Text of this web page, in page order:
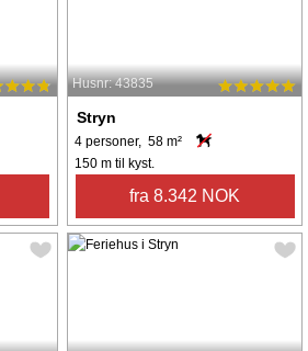
Husnr: 43835
Stryn
4 personer, 58 m²
150 m til kyst.
fra 8.342 NOK